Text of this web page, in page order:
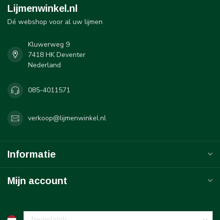
Lijmenwinkel.nl
Dé webshop voor al uw lijmen
Kluwerweg 9
7418 HK Deventer
Nederland
085-4011571
verkoop@lijmenwinkel.nl
Informatie
Mijn account